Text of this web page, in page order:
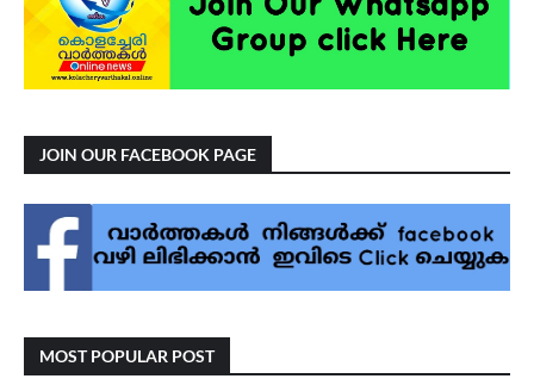
JOIN OUR FACEBOOK PAGE
MOST POPULAR POST